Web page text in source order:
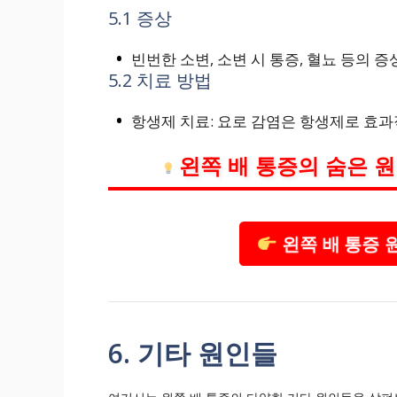
5.1 증상
빈번한 소변, 소변 시 통증, 혈뇨 등의 증
5.2 치료 방법
항생제 치료: 요로 감염은 항생제로 효
왼쪽 배 통증의 숨은
왼쪽 배 통증
6. 기타 원인들